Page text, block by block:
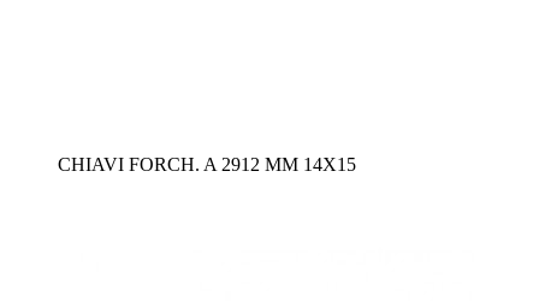
CHIAVI FORCH. A 2912 MM 14X15